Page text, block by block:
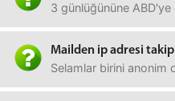
3 günlüğününe
Mailden ip adresi
Selamlar birini anonim